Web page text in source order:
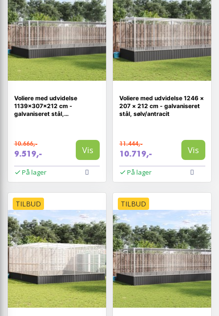
Voliere med udvidelse
1139×307×212 cm -
galvaniseret stål,
10.666,-
9.519,- Vis
På lager
Voliere med udvidelse 1246 ×
207 × 212 cm - galvaniseret
stål, sølv/antracit
11.444,-
10.719,- Vis
På lager
TILBUD TILBUD